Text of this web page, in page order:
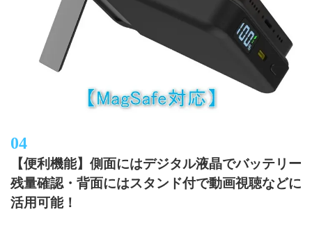
【便利機能】側面にはデジタル液晶でバッテリー
残量確認・背面にはスタンド付で動画視聴などに
活用可能！